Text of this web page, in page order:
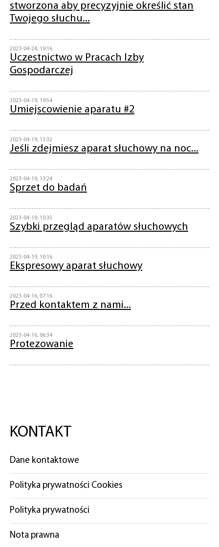
stworzona aby precyzyjnie określić stan
Twojego słuchu...
2023-04-24, 19:16
Uczestnictwo w Pracach Izby
Gospodarczej
2023-04-19, 19:54
Umiejscowienie aparatu #2
2023-04-19, 13:32
Jeśli zdejmiesz aparat słuchowy na noc...
2023-04-19, 13:24
Sprzet do badań
2023-04-19, 10:35
Szybki przegląd aparatów słuchowych
2023-04-19, 10:16
Ekspresowy aparat słuchowy
2023-04-16, 07:16
Przed kontaktem z nami...
2023-04-16, 06:34
Protezowanie
KONTAKT
Dane kontaktowe
Polityka prywatności Cookies
Polityka prywatności
Nota prawna